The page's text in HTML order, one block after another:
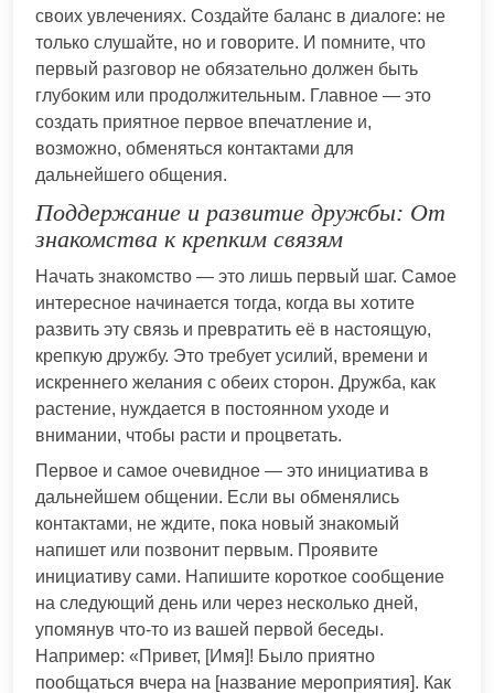
своих увлечениях. Создайте баланс в диалоге: не
только слушайте, но и говорите. И помните, что
первый разговор не обязательно должен быть
глубоким или продолжительным. Главное — это
создать приятное первое впечатление и,
возможно, обменяться контактами для
дальнейшего общения.
Поддержание и развитие дружбы: От
знакомства к крепким связям
Начать знакомство — это лишь первый шаг. Самое
интересное начинается тогда, когда вы хотите
развить эту связь и превратить её в настоящую,
крепкую дружбу. Это требует усилий, времени и
искреннего желания с обеих сторон. Дружба, как
растение, нуждается в постоянном уходе и
внимании, чтобы расти и процветать.
Первое и самое очевидное — это инициатива в
дальнейшем общении. Если вы обменялись
контактами, не ждите, пока новый знакомый
напишет или позвонит первым. Проявите
инициативу сами. Напишите короткое сообщение
на следующий день или через несколько дней,
упомянув что-то из вашей первой беседы.
Например: «Привет, [Имя]! Было приятно
пообщаться вчера на [название мероприятия]. Как